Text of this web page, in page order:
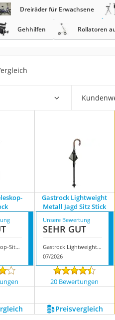
Zahnbürste
Dreiräder für Erwachsene
Gehhilfen Rollatoren
Gastrock Lightweight
Metall Jagd Sitz Stick
activera Teleskop-Sitzstock
Unsere Bewertung
SEHR GUT
Gastrock Lightweight Metall Jagd Sitz Stick
07/2026
20 Bewertungen
Preis­vergleich